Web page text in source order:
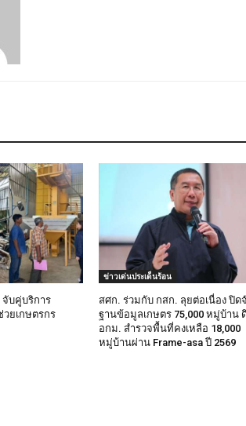
จับคู่บริการ
วยเกษตรกร
ข่าวเด่นประเด็นร้อน
สศก. ร่วมกับ กสก. ลุยต่อเนื่อง ปิด
ฐานข้อมูลเกษตร 75,000 หมู่บ้าน
อกม. สำรวจพื้นที่คงเหลือ 18,000
หมู่บ้านผ่าน Frame-asa ปี 2569